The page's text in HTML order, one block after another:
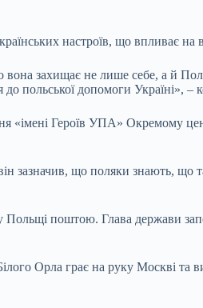
настроїв, що впливає на
вона захищає не лише себе, а й
польської допомоги Україні», –
«імені Героїв УПА» Окремому
що поляки знають, що
Польщі поштою. Глава держави
Орла грає на руку Москві та